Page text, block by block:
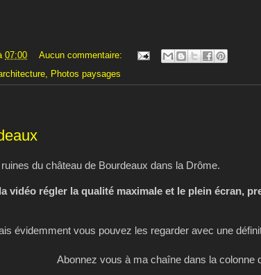
07:00
Aucun commentaire:
, Photos paysages
du château de Bourdeaux dans la Drôme.
vidéo régler la qualité maximale et le plein écran,
évidemment vous pouvez les regarder avec une
Abonnez vous à ma chaîne dans la colonne